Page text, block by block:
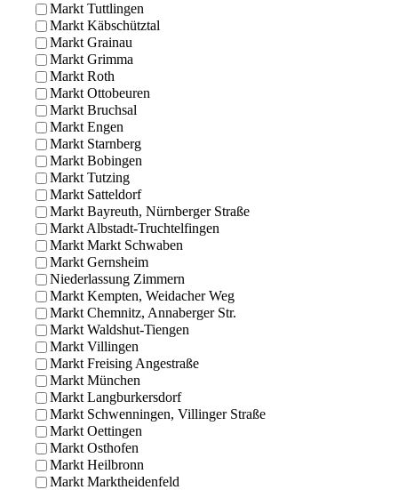
Markt Tuttlingen
Markt Käbschütztal
Markt Grainau
Markt Grimma
Markt Roth
Markt Ottobeuren
Markt Bruchsal
Markt Engen
Markt Starnberg
Markt Bobingen
Markt Tutzing
Markt Satteldorf
Markt Bayreuth, Nürnberger Straße
Markt Albstadt-Truchtelfingen
Markt Markt Schwaben
Markt Gernsheim
Niederlassung Zimmern
Markt Kempten, Weidacher Weg
Markt Chemnitz, Annaberger Str.
Markt Waldshut-Tiengen
Markt Villingen
Markt Freising Angestraße
Markt München
Markt Langburkersdorf
Markt Schwenningen, Villinger Straße
Markt Oettingen
Markt Osthofen
Markt Heilbronn
Markt Marktheidenfeld